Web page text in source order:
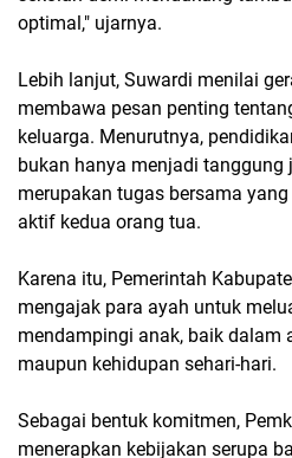
optimal," ujarnya.
Lebih lanjut, Suwardi menilai
membawa pesan penting
keluarga. Menurutnya,
bukan hanya menjadi tanggung
merupakan tugas bersama
aktif kedua orang tua.
Karena itu, Pemerintah
mengajak para ayah untuk
mendampingi anak, baik dalam
maupun kehidupan sehari-hari.
Sebagai bentuk komitmen,
menerapkan kebijakan serupa